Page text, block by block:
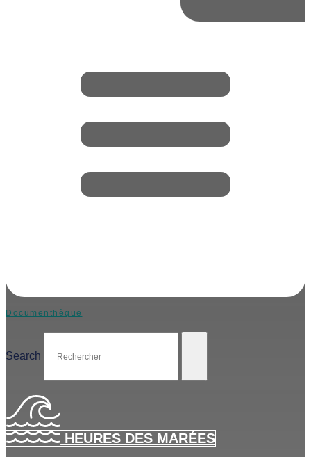
Documenthèque
Search
HEURES DES MARÉES